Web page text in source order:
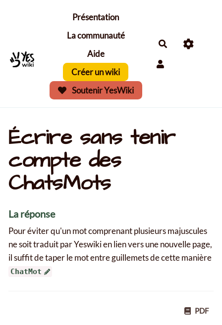
Aller au contenu principal
Présentation
La communauté
Aide
Créer un wiki
Soutenir YesWiki
Écrire sans tenir
compte des
ChatsMots
La réponse
Pour éviter qu'un mot comprenant plusieurs majuscules
ne soit traduit par Yeswiki en lien vers une nouvelle page,
il suffit de taper le mot entre guillemets de cette manière
ChatMot
PDF